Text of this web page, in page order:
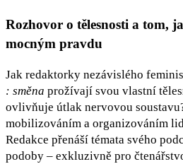
Rozhovor o tělesnosti a tom,
mocným pravdu
Jak redaktorky nezávislého
: směna prožívají svou vlastní
ovlivňuje útlak nervovou
mobilizováním a organizováním
Redakce přenáší témata svého
podoby – exkluzivně pro